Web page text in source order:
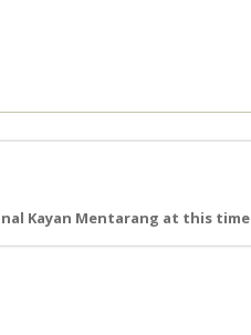
Kayan Mentarang at this time